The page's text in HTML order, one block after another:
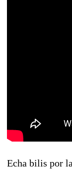
Echa bilis por